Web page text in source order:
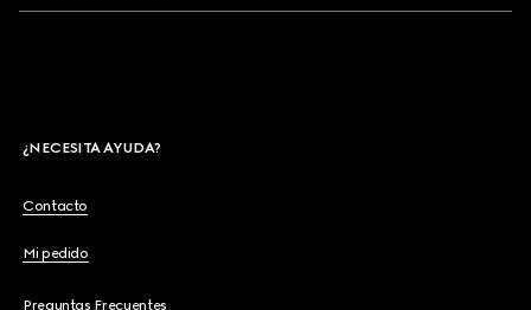
¿NECESITA AYUDA?
Contacto
Mi pedido
Preguntas Frecuentes